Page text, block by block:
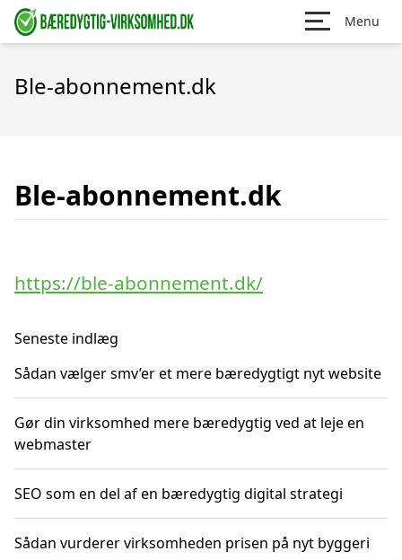
Menu
Ble-abonnement.dk
Ble-abonnement.dk
https://ble-abonnement.dk/
Seneste indlæg
Sådan vælger smv’er et mere bæredygtigt nyt website
Gør din virksomhed mere bæredygtig ved at leje en
webmaster
SEO som en del af en bæredygtig digital strategi
Sådan vurderer virksomheden prisen på nyt byggeri